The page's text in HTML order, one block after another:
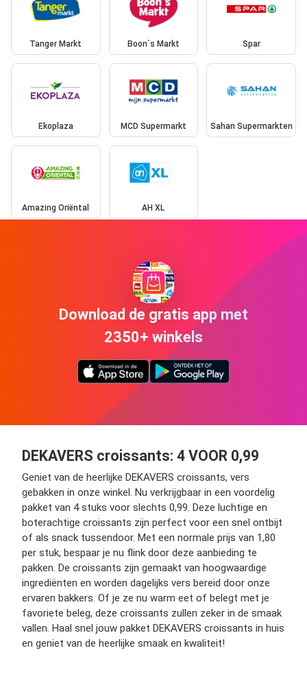
Tanger Markt Boon`s Markt Spar
Ekoplaza MCD Supermarkt Sahan Supermarkten
Amazing Oriëntal AH XL
Download de gratis app met
2350+ winkels
DEKAVERS croissants: 4 VOOR 0,99
Geniet van de heerlijke DEKAVERS croissants, vers
gebakken in onze winkel. Nu verkrijgbaar in een voordelig
pakket van 4 stuks voor slechts 0,99. Deze luchtige en
boterachtige croissants zijn perfect voor een snel ontbijt
of als snack tussendoor. Met een normale prijs van 1,80
per stuk, bespaar je nu flink door deze aanbieding te
pakken. De croissants zijn gemaakt van hoogwaardige
ingrediënten en worden dagelijks vers bereid door onze
ervaren bakkers. Of je ze nu warm eet of belegt met je
favoriete beleg, deze croissants zullen zeker in de smaak
vallen. Haal snel jouw pakket DEKAVERS croissants in huis
en geniet van de heerlijke smaak en kwaliteit!